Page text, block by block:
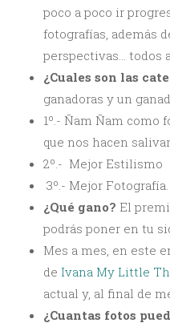
poco a poco ir
fotografías, además
perspectivas… todos
¿Cuales son las
ganadoras y un
1º.- Ñam Ñam como
que nos hacen salivar.
2º.- Mejor Estilismo
3º.- Mejor Fotografía.
¿Qué gano? El
podrás poner en tu
Mes a mes, en este
de Ivana My Little
actual y, al final de
¿Cuantas fotos